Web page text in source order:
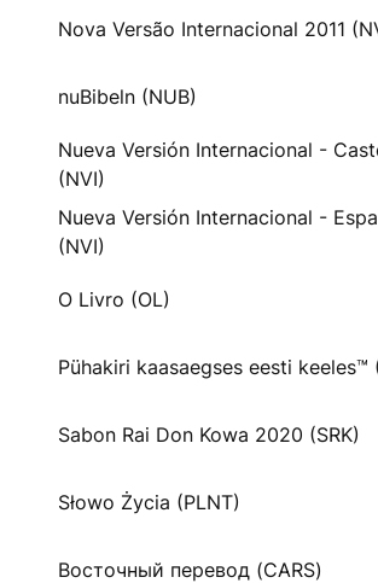
Nova Versão Internacional 2011
nuBibeln (NUB)
Nueva Versión Internacional -
(NVI)
Nueva Versión Internacional -
(NVI)
O Livro (OL)
Pühakiri kaasaegses eesti keeles™
Sabon Rai Don Kowa 2020 (SRK)
Słowo Życia (PLNT)
Восточный перевод (CARS)